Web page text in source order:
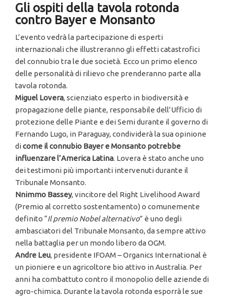
Gli ospiti della tavola rotonda
contro Bayer e Monsanto
L’evento vedrà la partecipazione di esperti
internazionali che illustreranno gli effetti catastrofici
del connubio tra le due società. Ecco un primo elenco
delle personalità di rilievo che prenderanno parte alla
tavola rotonda.
Miguel Lovera, scienziato esperto in biodiversità e
propagazione delle piante, responsabile dell’Ufficio di
protezione delle Piante e dei Semi durante il governo di
Fernando Lugo, in Paraguay, condividerà la sua opinione
dicome il connubio Bayer e Monsanto potrebbe
influenzare l’America Latina. Lovera è stato anche uno
dei testimoni più importanti intervenuti durante il
Tribunale Monsanto.
Nnimmo Bassey, vincitore del Right Livelihood Award
(Premio al corretto sostentamento) o comunemente
definito “Il premio Nobel alternativo” è uno degli
ambasciatori del Tribunale Monsanto, da sempre attivo
nella battaglia per un mondo libero da OGM.
Andre Leu, presidente IFOAM – Organics International è
un pioniere e un agricoltore bio attivo in Australia. Per
anni ha combattuto contro il monopolio delle aziende di
agro-chimica. Durante la tavola rotonda esporrà le sue